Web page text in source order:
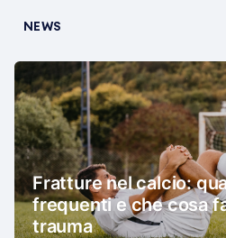
NEWS
Fratture nel calcio:
frequenti e che cosa
trauma